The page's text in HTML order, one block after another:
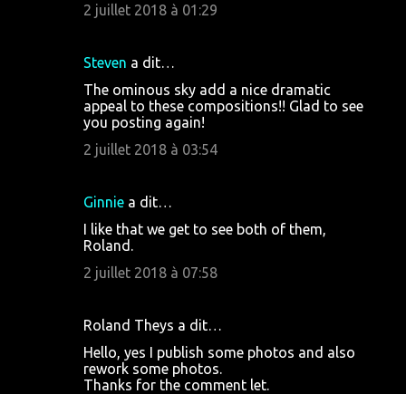
2 juillet 2018 à 01:29
Steven a dit…
The ominous sky add a nice dramatic
appeal to these compositions!! Glad to see
you posting again!
2 juillet 2018 à 03:54
Ginnie a dit…
I like that we get to see both of them,
Roland.
2 juillet 2018 à 07:58
Roland Theys a dit…
Hello, yes I publish some photos and also
rework some photos.
Thanks for the comment let.